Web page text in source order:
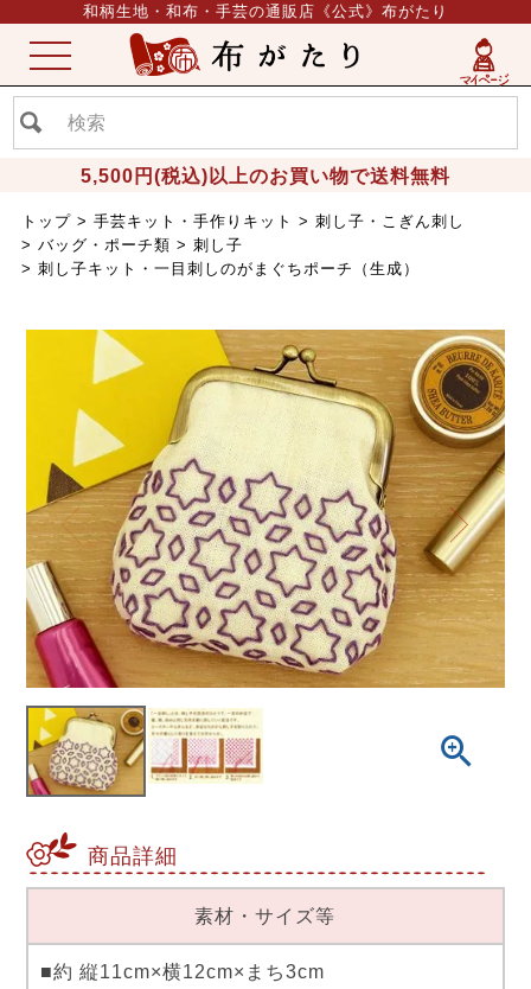
和柄生地・和布・手芸の通販店《公式》布がたり
5,500円(税込)以上のお買い物で送料無料
ME
NU
トップ 手芸キット・手作りキット
刺し子・こぎん刺し
バッグ・ポーチ類
刺し子
刺し子キット・一目刺しのがまぐちポーチ（生成）
商品詳細
素材・サイズ等
■約 縦11cm×横12cm×まち3cm